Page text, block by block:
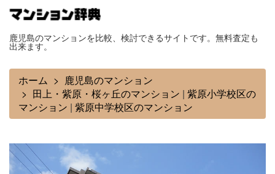
鹿児島のマンションを比較、検討できるサイトです。無料査定も
出来ます。
ホーム
鹿児島のマンション
田上・紫原・桜ヶ丘のマンション | 紫原小学校区の
マンション | 紫原中学校区のマンション